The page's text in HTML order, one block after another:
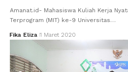
Amanat.id- Mahasiswa Kuliah Kerja
Terprogram (MIT) ke-9 Universitas…
Fika Eliza 1 Maret 2020